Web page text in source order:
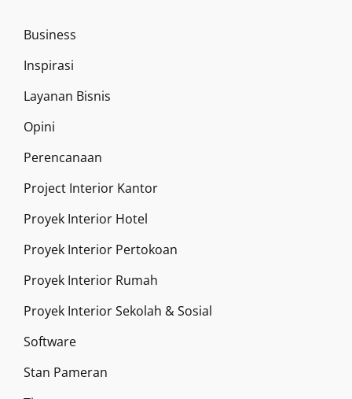
Business
Inspirasi
Layanan Bisnis
Opini
Perencanaan
Project Interior Kantor
Proyek Interior Hotel
Proyek Interior Pertokoan
Proyek Interior Rumah
Proyek Interior Sekolah & Sosial
Software
Stan Pameran